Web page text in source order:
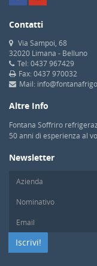
Contatti
Via Sampoi, 68
32020 Limana - Belluno
Tel: 0437 967429
Fax: 0437 970032
Mail:
Altre Info
Fontana Soffriro
50 anni di esperienza al
Newsletter
Iscrivi!